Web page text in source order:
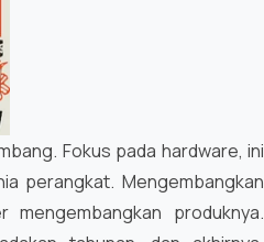
Fokus pada hardware, ini
perangkat. Mengembangkan
produknya.